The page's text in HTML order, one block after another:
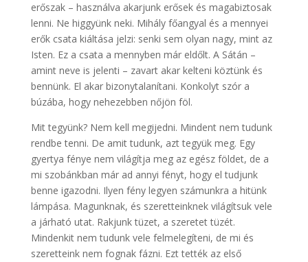
erőszak – használva akarjunk erősek és magabiztosak
lenni. Ne higgyünk neki. Mihály főangyal és a mennyei
erők csata kiáltása jelzi: senki sem olyan nagy, mint az
Isten. Ez a csata a mennyben már eldőlt. A Sátán –
amint neve is jelenti – zavart akar kelteni köztünk és
bennünk. El akar bizonytalanítani. Konkolyt szór a
búzába, hogy nehezebben nőjön föl.
Mit tegyünk? Nem kell megijedni. Mindent nem tudunk
rendbe tenni. De amit tudunk, azt tegyük meg. Egy
gyertya fénye nem világítja meg az egész földet, de a
mi szobánkban már ad annyi fényt, hogy el tudjunk
benne igazodni. Ilyen fény legyen számunkra a hitünk
lámpása. Magunknak, és szeretteinknek világítsuk vele
a járható utat. Rakjunk tüzet, a szeretet tüzét.
Mindenkit nem tudunk vele felmelegíteni, de mi és
szeretteink nem fognak fázni. Ezt tették az első